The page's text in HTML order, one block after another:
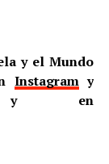
y el Mundo
Instagramy
en